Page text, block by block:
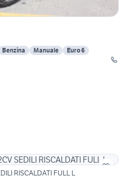
Benzina Manuale
Euro 6
RISCALDATI FULL L